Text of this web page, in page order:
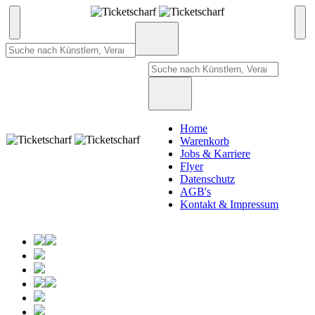
Home
Warenkorb
Jobs & Karriere
Flyer
Datenschutz
AGB's
Kontakt & Impressum